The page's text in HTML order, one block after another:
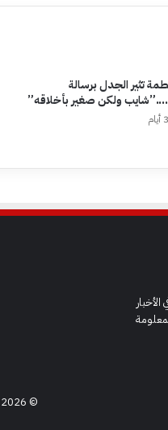
تثير الجدل برسالة
ولكن صغير بأخلاقه”
© Copyright 2026, كل الحقوق محفوظة